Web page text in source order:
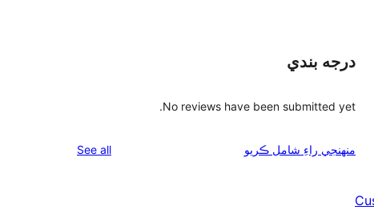
درجه بندي
No reviews have been submitted yet.
منهنجي راءِ شامل ڪريو See all